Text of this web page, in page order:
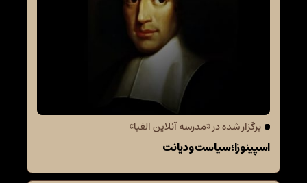
برگزار شده در «مدرسه آنلاین الفبا»
اسپینوزا؛ سیاست و دیانت